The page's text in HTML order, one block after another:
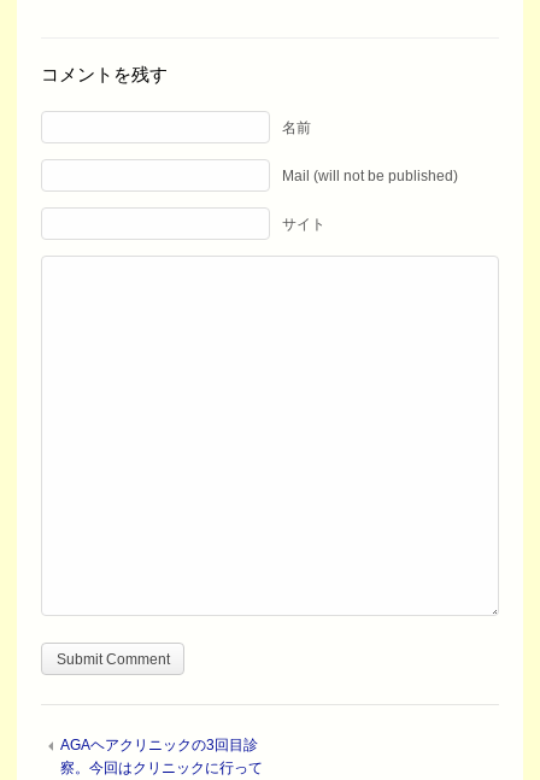
コメントを残す
名前
Mail (will not be published)
サイト
AGAヘアクリニックの3回目診
察。今回はクリニックに行って